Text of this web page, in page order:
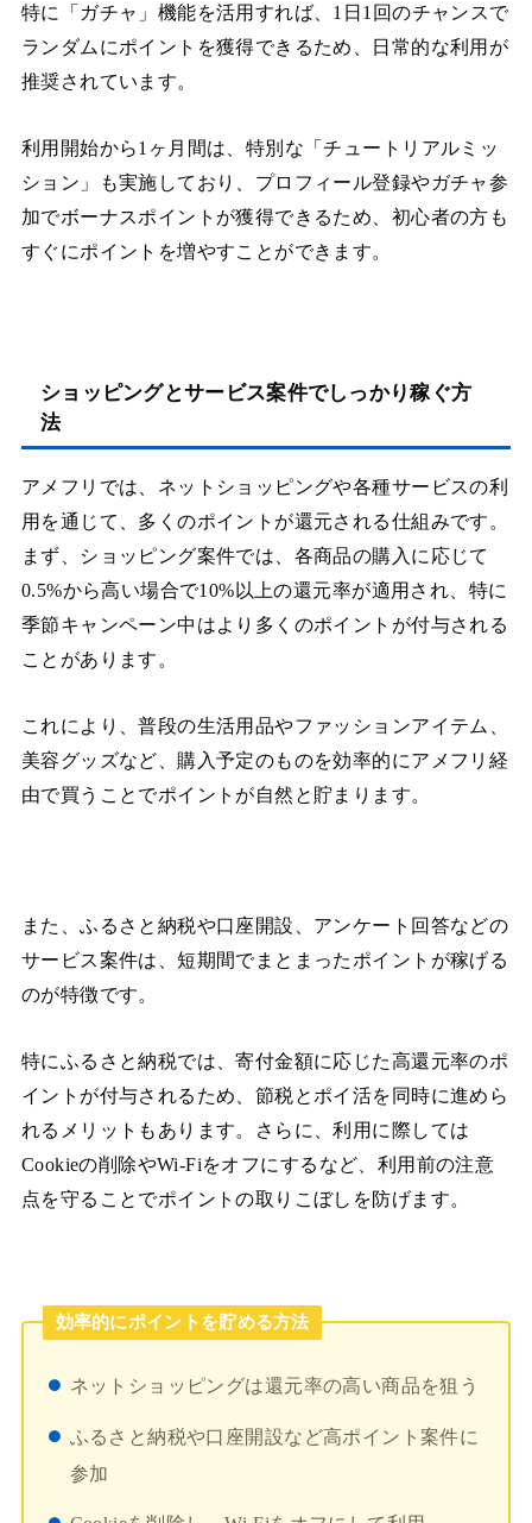
特に「ガチャ」機能を活用すれば、1日1回のチャンスで
ランダムにポイントを獲得できるため、日常的な利用が
推奨されています。
利用開始から1ヶ月間は、特別な「チュートリアルミッ
ション」も実施しており、プロフィール登録やガチャ参
加でボーナスポイントが獲得できるため、初心者の方も
すぐにポイントを増やすことができます。
ショッピングとサービス案件でしっかり稼ぐ方
法
アメフリでは、ネットショッピングや各種サービスの利
用を通じて、多くのポイントが還元される仕組みです。
まず、ショッピング案件では、各商品の購入に応じて
0.5%から高い場合で10%以上の還元率が適用され、特に
季節キャンペーン中はより多くのポイントが付与される
ことがあります。
これにより、普段の生活用品やファッションアイテム、
美容グッズなど、購入予定のものを効率的にアメフリ経
由で買うことでポイントが自然と貯まります。
また、ふるさと納税や口座開設、アンケート回答などの
サービス案件は、短期間でまとまったポイントが稼げる
のが特徴です。
特にふるさと納税では、寄付金額に応じた高還元率のポ
イントが付与されるため、節税とポイ活を同時に進めら
れるメリットもあります。さらに、利用に際しては
Cookieの削除やWi-Fiをオフにするなど、利用前の注意
点を守ることでポイントの取りこぼしを防げます。
効率的にポイントを貯める方法
ネットショッピングは還元率の高い商品を狙う
ふるさと納税や口座開設など高ポイント案件に
参加